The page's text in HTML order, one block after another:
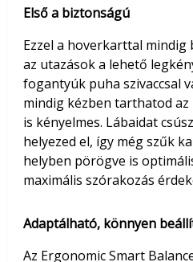
Első a biztonságú
Ezzel a hoverkarttal mindig
az utazások a lehető
fogantyúk puha szivaccsal
mindig kézben tarthatod
is kényelmes. Lábaidat
helyezed el, így még szűk
helyben pörögve is
maximális szórakozás
Adaptálható, könnyen
Az Ergonomic Smart